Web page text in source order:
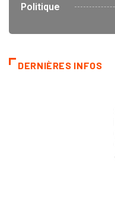
Politique
DERNIÈRES INFOS